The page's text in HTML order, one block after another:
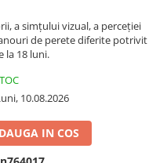
a simțului vizual, a perceției
de perete diferite potrivit
la 18 luni.
10.08.2026
IN COS